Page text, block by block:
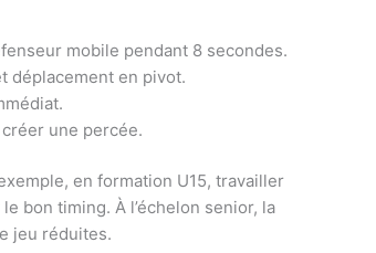
mobile pendant 8 secondes.
déplacement en pivot.
une percée.
en formation U15, travailler
bon timing. À l’échelon senior, la
jeu réduites.